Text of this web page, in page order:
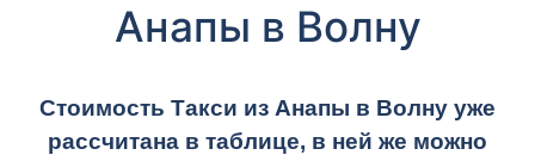
Анапы в Волну
Стоимость Такси из Анапы в Волну уже
рассчитана в таблице, в ней же можно